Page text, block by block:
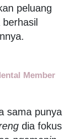
peluang
Member
sama punya
dia fokus